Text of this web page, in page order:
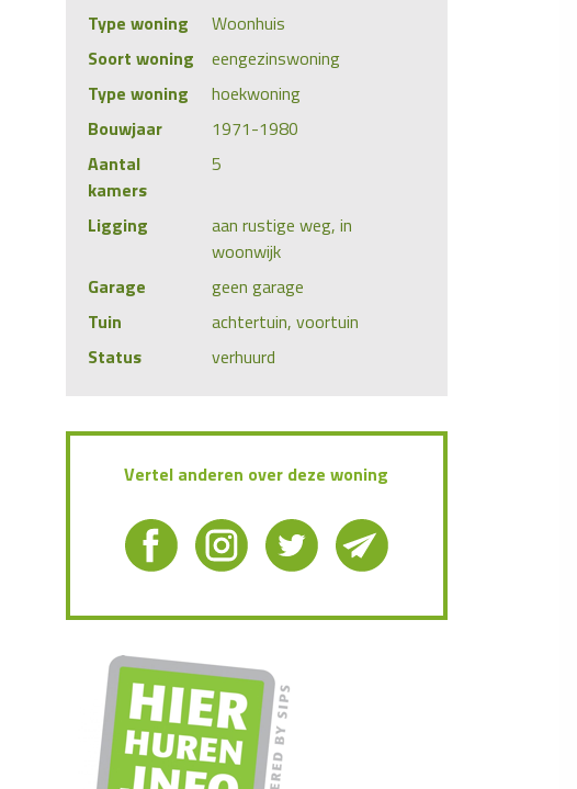
Type woning
Woonhuis
Soort woning
eengezinswoning
Type woning
hoekwoning
Bouwjaar
1971-1980
Aantal
kamers
5
Ligging
aan rustige weg, in
woonwijk
Garage
geen garage
Tuin
achtertuin, voortuin
Status
verhuurd
Vertel anderen over deze woning